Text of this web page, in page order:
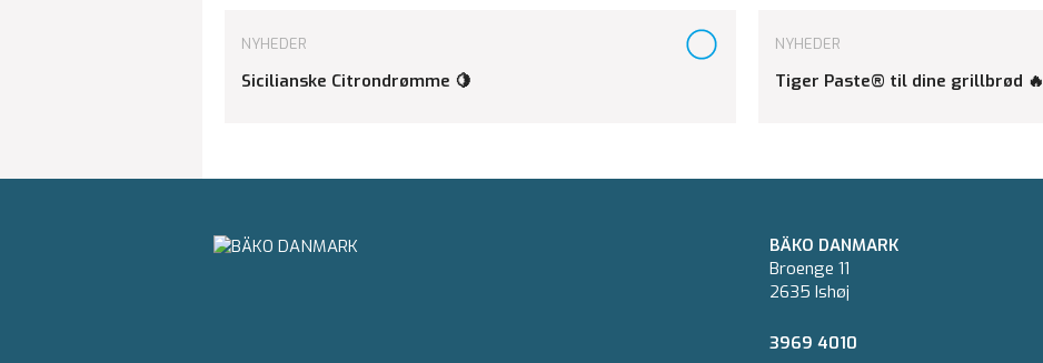
NYHEDER
Sicilianske Citrondrømme 🍋
NYHEDER
Tiger Paste® til dine grillbrød 🔥
BÄKO DANMARK
Broenge 11
2635 Ishøj
3969 4010